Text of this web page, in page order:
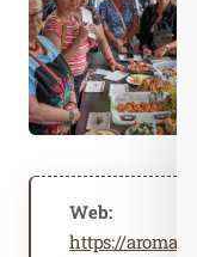
Web:
https://